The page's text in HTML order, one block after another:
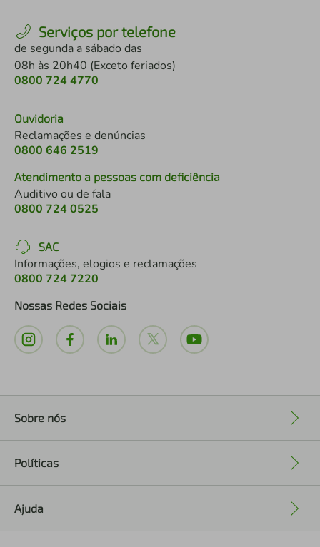
Serviços por telefone
de segunda a sábado das
08h às 20h40 (Exceto feriados)
0800 724 4770
Ouvidoria
Reclamações e denúncias
0800 646 2519
Atendimento a pessoas com deficiência
Auditivo ou de fala
0800 724 0525
SAC
Informações, elogios e reclamações
0800 724 7220
Nossas Redes Sociais
Sobre nós
Políticas
Ajuda